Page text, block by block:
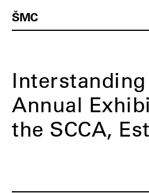
ŠMC
Annual
the SCCA,